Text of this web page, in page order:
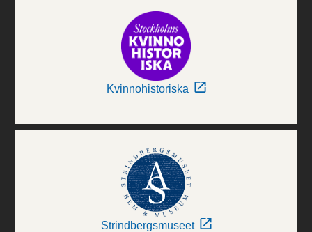
Kvinnohistoriska
Strindbergsmuseet